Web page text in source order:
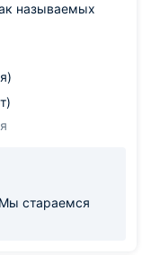
называемых
стараемся